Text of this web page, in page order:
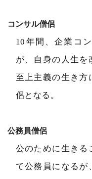
コンサル僧侶
10年間、企業コ
が、自身の人生を
至上主義の生き方
侶となる。
公務員僧侶
公のために生きる
て公務員になるが